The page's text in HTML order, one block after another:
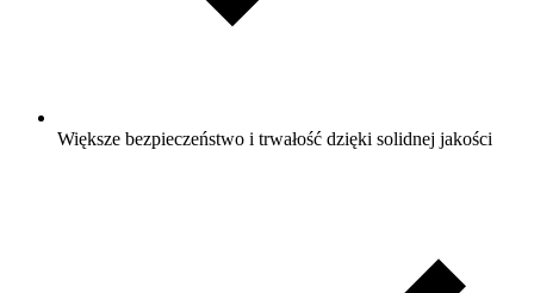
Większe bezpieczeństwo i trwałość dzięki solidnej jakości